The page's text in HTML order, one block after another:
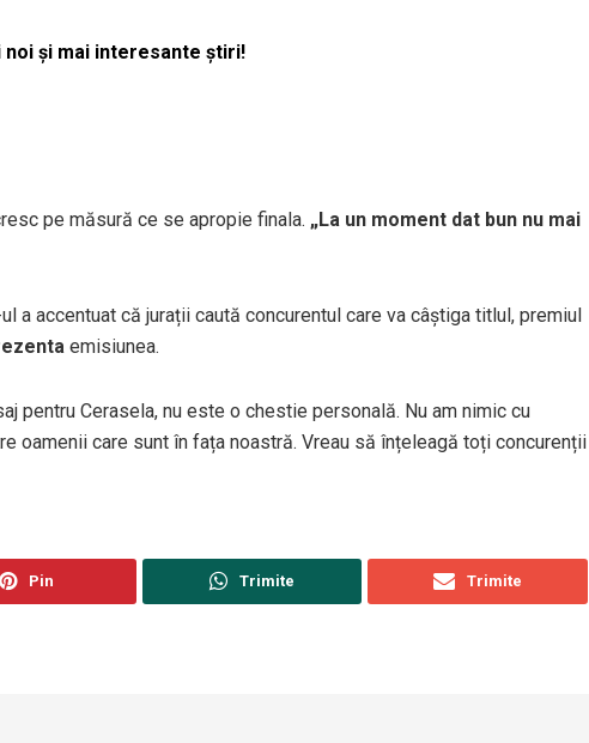
noi și mai interesante știri!
pe măsură ce se apropie finala. „La un moment dat bun nu mai
a accentuat că jurații caută concurentul care va câștiga titlul, premiul
emisiunea.
pentru Cerasela, nu este o chestie personală. Nu am nimic cu
oamenii care sunt în fața noastră. Vreau să înțeleagă toți concurenții
Pin Trimite Trimite